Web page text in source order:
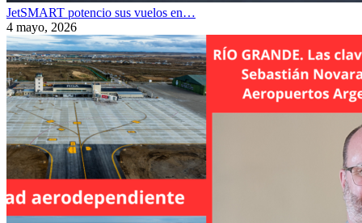
JetSMART potencio sus vuelos en…
4 mayo, 2026